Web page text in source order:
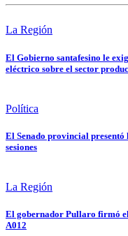
La Región
El Gobierno santafesino le
eléctrico sobre el sector
Política
El Senado provincial presentó
sesiones
La Región
El gobernador Pullaro firmó
A012